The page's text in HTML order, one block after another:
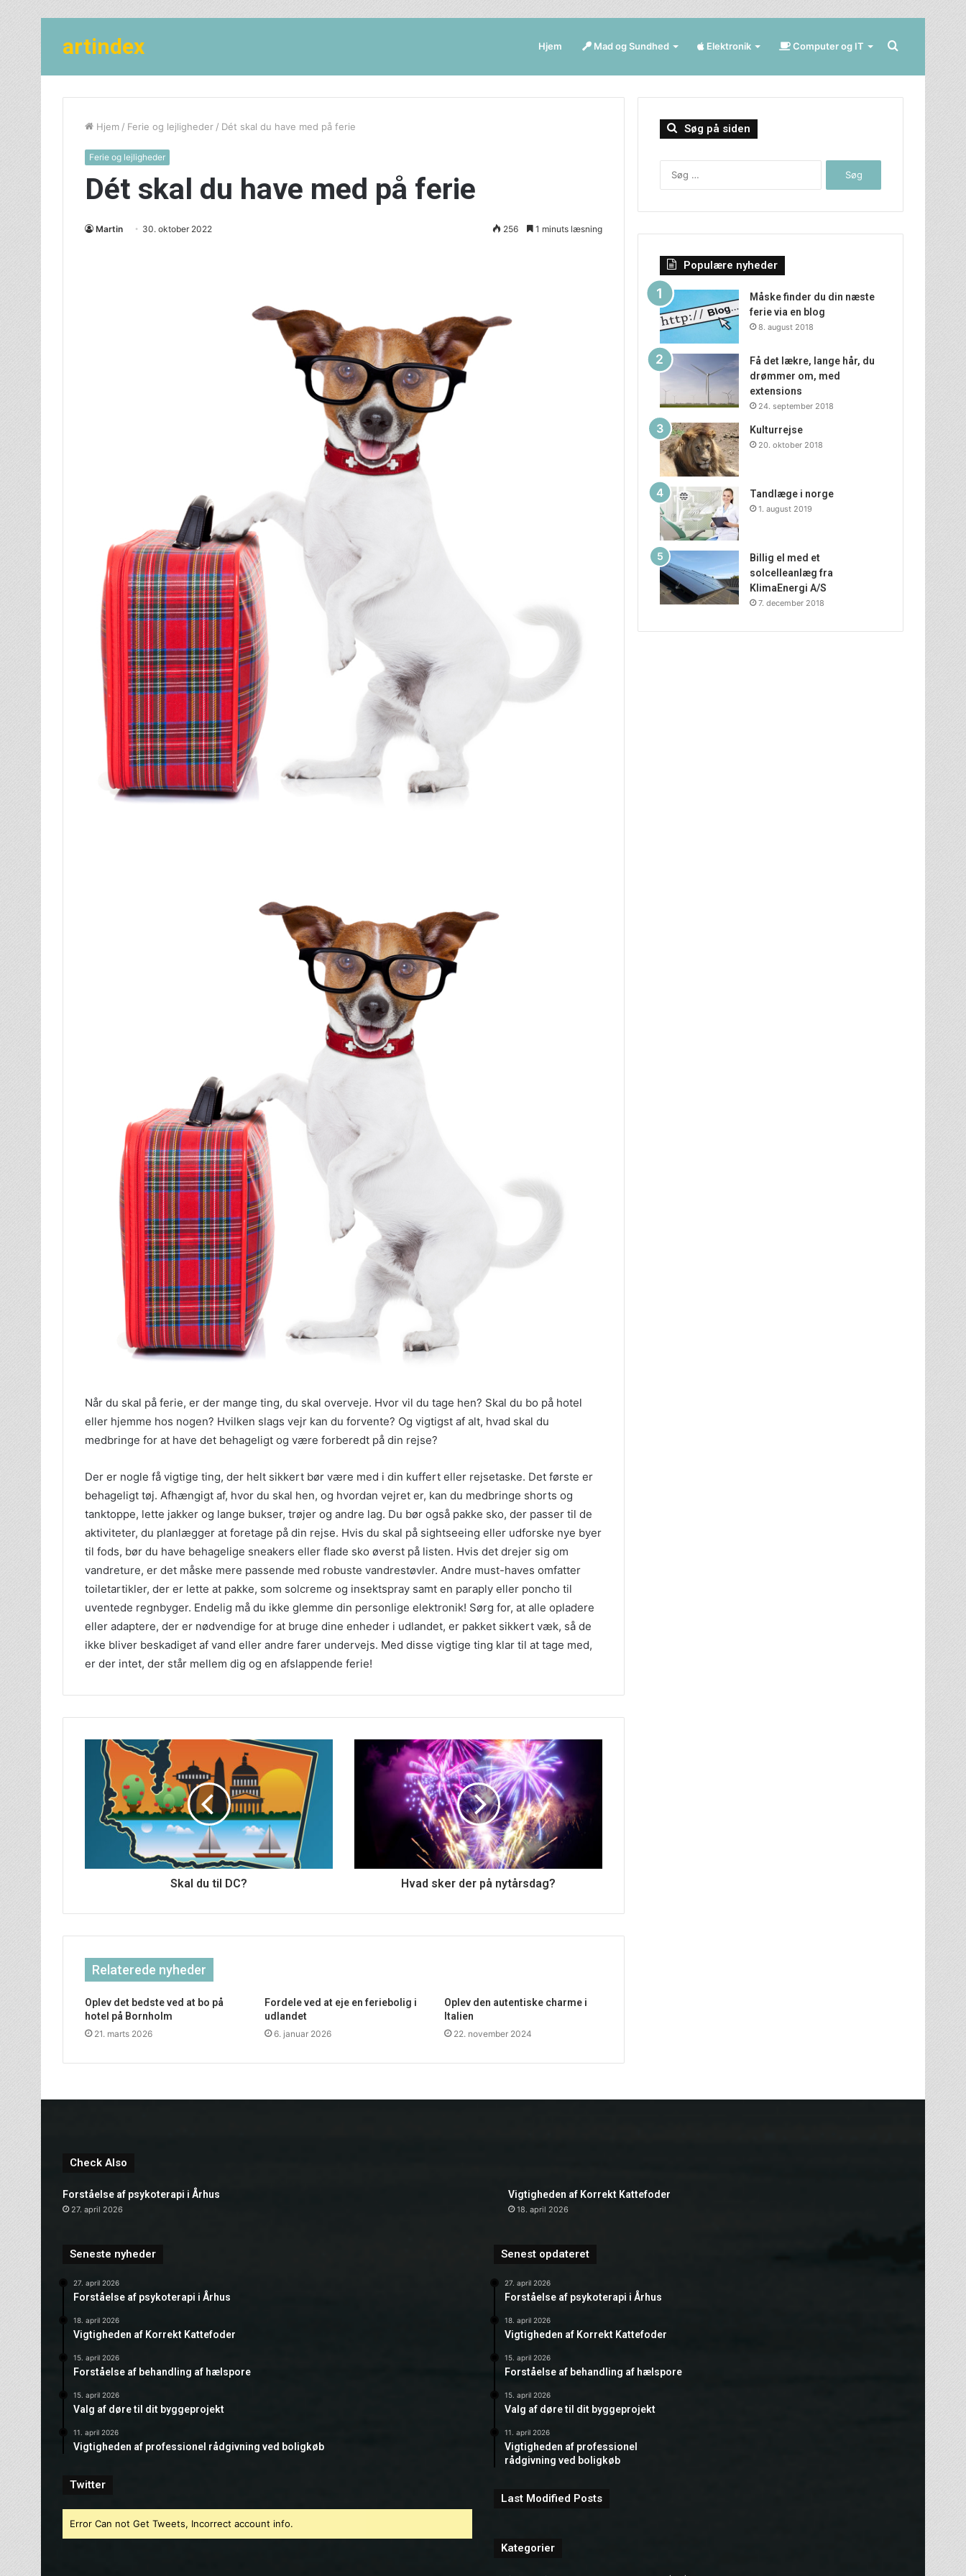
artindex Hjem Mad og Sundhed Elektronik Computer og IT Søg
efter
Hjem / Ferie og lejligheder / Dét skal du have med på ferie
Ferie og lejligheder
Dét skal du have med på ferie
Martin 30. oktober 2022 256 1 minuts læsning
Når du skal på ferie, er der mange ting, du skal overveje. Hvor vil du tage hen? Skal du bo på hotel
eller hjemme hos nogen? Hvilken slags vejr kan du forvente? Og vigtigst af alt, hvad skal du
medbringe for at have det behageligt og være forberedt på din rejse?
Der er nogle få vigtige ting, der helt sikkert bør være med i din kuffert eller rejsetaske. Det første er
behageligt tøj. Afhængigt af, hvor du skal hen, og hvordan vejret er, kan du medbringe shorts og
tanktoppe, lette jakker og lange bukser, trøjer og andre lag. Du bør også pakke sko, der passer til de
aktiviteter, du planlægger at foretage på din rejse. Hvis du skal på sightseeing eller udforske nye byer
til fods, bør du have behagelige sneakers eller flade sko øverst på listen. Hvis det drejer sig om
vandreture, er det måske mere passende med robuste vandrestøvler. Andre must-haves omfatter
toiletartikler, der er lette at pakke, som solcreme og insektspray samt en paraply eller poncho til
uventede regnbyger. Endelig må du ikke glemme din personlige elektronik! Sørg for, at alle opladere
eller adaptere, der er nødvendige for at bruge dine enheder i udlandet, er pakket sikkert væk, så de
ikke bliver beskadiget af vand eller andre farer undervejs. Med disse vigtige ting klar til at tage med,
er der intet, der står mellem dig og en afslappende ferie!
Skal du til DC? Hvad sker der på nytårsdag?
Relaterede nyheder
Oplev det bedste ved at bo på
hotel på Bornholm
21. marts 2026
Fordele ved at eje en feriebolig i
udlandet
6. januar 2026
Oplev den autentiske charme i
Italien
22. november 2024
Søg på siden
Populære nyheder
Måske finder du din næste
ferie via en blog
8. august 2018
Få det lækre, lange hår, du
drømmer om, med
extensions
24. september 2018
Kulturrejse
20. oktober 2018
Tandlæge i norge
1. august 2019
Billig el med et
solcelleanlæg fra
KlimaEnergi A/S
7. december 2018
Check Also
Forståelse af psykoterapi i Århus
27. april 2026
Vigtigheden af Korrekt Kattefoder
18. april 2026
Seneste nyheder
27. april 2026
Forståelse af psykoterapi i Århus
18. april 2026
Vigtigheden af Korrekt Kattefoder
15. april 2026
Forståelse af behandling af hælspore
15. april 2026
Valg af døre til dit byggeprojekt
11. april 2026
Vigtigheden af professionel rådgivning ved boligkøb
Twitter
Error Can not Get Tweets, Incorrect account info.
Senest opdateret
27. april 2026
Forståelse af psykoterapi i Århus
18. april 2026
Vigtigheden af Korrekt Kattefoder
15. april 2026
Forståelse af behandling af hælspore
15. april 2026
Valg af døre til dit byggeprojekt
11. april 2026
Vigtigheden af professionel
rådgivning ved boligkøb
Last Modified Posts
Kategorier